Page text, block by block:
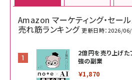
Amazon マーケティング・セー
売れ筋ランキング 更新日時：2026/
2億円を売り上げ
強の副業
￥1,870